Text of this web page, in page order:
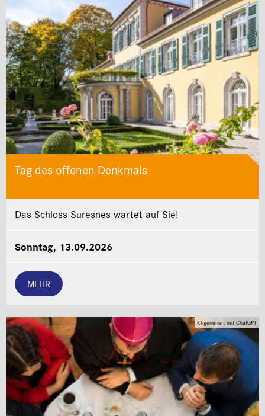
Tag des offenen Denkmals
Das Schloss Suresnes wartet auf Sie!
Sonntag, 13.09.2026
MEHR
KI-generiert mit ChatGPT